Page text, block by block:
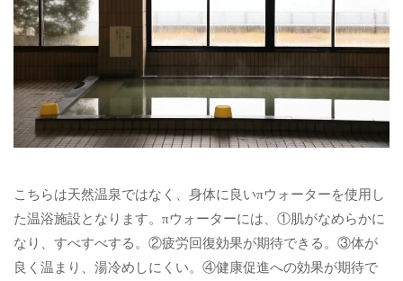
こちらは天然温泉ではなく、身体に良いπウォーターを使用し
た温浴施設となります。πウォーターには、①肌がなめらかに
なり、すべすべする。②疲労回復効果が期待できる。③体が
良く温まり、湯冷めしにくい。④健康促進への効果が期待で